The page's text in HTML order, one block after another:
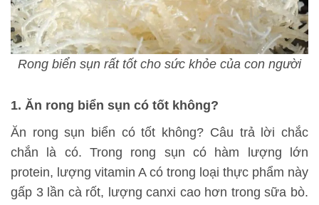
Rong biển sụn rất tốt cho sức khỏe của con người
1. Ăn rong biển sụn có tốt không?
Ăn rong sụn biển có tốt không? Câu trả lời chắc
chắn là có. Trong rong sụn có hàm lượng lớn
protein, lượng vitamin A có trong loại thực phẩm này
gấp 3 lần cà rốt, lượng canxi cao hơn trong sữa bò.